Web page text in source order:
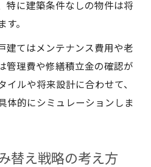
特に建築条件なしの物件は将
。
建てはメンテナンス費用や老
管理費や修繕積立金の確認が
イルや将来設計に合わせて、
体的にシミュレーションしま
替え戦略の考え方